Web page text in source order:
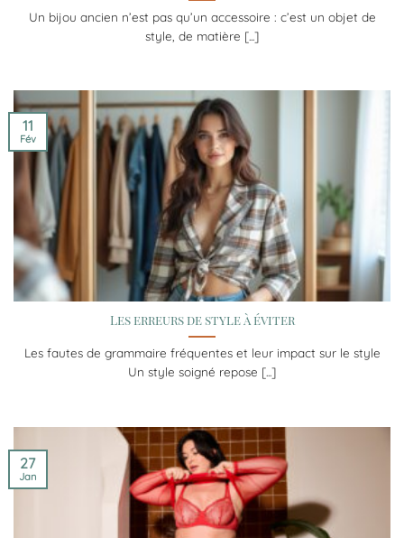
Un bijou ancien n’est pas qu’un accessoire : c’est un objet de
style, de matière [...]
Les erreurs de style à éviter
Les fautes de grammaire fréquentes et leur impact sur le style
Un style soigné repose [...]
11
Fév
27
Jan